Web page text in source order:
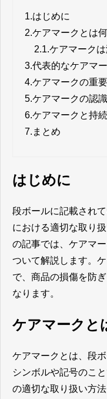
1.はじめに
2.ケアマークとは
2.1.ケアマーク
3.代表的なケアマ
4.ケアマークの重
5.ケアマークの認
6.ケアマークと持
7. まとめ
はじめに
段ボールに記載され
における適切な取り
の記事では、ケアマ
ついて解説します。
で、商品の損傷を防
なります。
ケアマークと
ケアマークとは、段
シンボルや記号のこ
の適切な取り扱い方